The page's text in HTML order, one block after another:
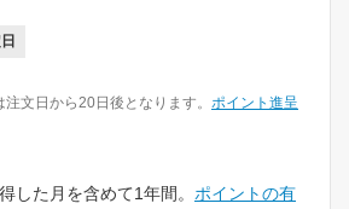
文日から20日後となります。 ポイント進呈
した月を含めて1年間。 ポイントの有